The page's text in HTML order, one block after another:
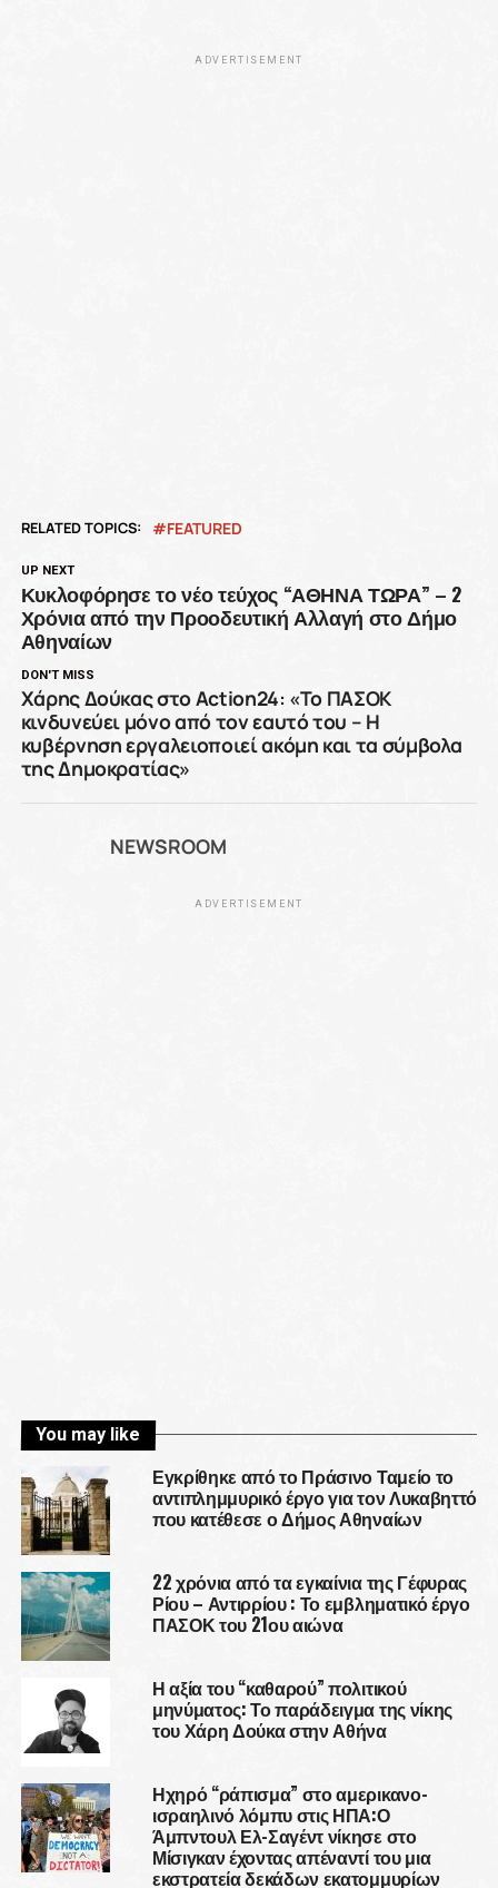
ADVERTISEMENT
RELATED TOPICS: FEATURED
UP NEXT
Κυκλοφόρησε το νέο τεύχος “ΑΘΗΝΑ ΤΩΡΑ” – 2
Χρόνια από την Προοδευτική Αλλαγή στο Δήμο
Αθηναίων
DON'T MISS
Χάρης Δούκας στο Action24: «Το ΠΑΣΟΚ
κινδυνεύει μόνο από τον εαυτό του – Η
κυβέρνηση εργαλειοποιεί ακόμη και τα σύμβολα
της Δημοκρατίας»
NEWSROOM
ADVERTISEMENT
You may like
Εγκρίθηκε από το Πράσινο Ταμείο το
αντιπλημμυρικό έργο για τον Λυκαβηττό
που κατέθεσε ο Δήμος Αθηναίων
22 χρόνια από τα εγκαίνια της Γέφυρας
Ρίου – Αντιρρίου : Το εμβληματικό έργο
ΠΑΣΟΚ του 21ου αιώνα
Η αξία του “καθαρού” πολιτικού
μηνύματος: Το παράδειγμα της νίκης
του Χάρη Δούκα στην Αθήνα
Ηχηρό “ράπισμα” στο αμερικανο-
ισραηλινό λόμπυ στις ΗΠΑ:Ο
Άμπντουλ Ελ-Σαγέντ νίκησε στο
Μίσιγκαν έχοντας απέναντί του μια
εκστρατεία δεκάδων εκατομμυρίων